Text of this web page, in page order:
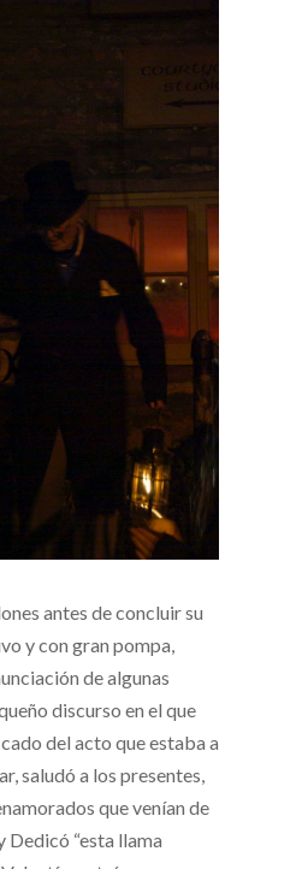
antes de concluir su
y con gran pompa,
de algunas
discurso en el que
del acto que estaba a
saludó a los presentes,
que venían de
Dedicó “esta llama